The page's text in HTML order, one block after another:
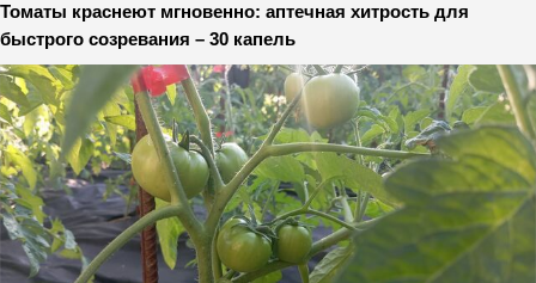
Томаты краснеют мгновенно: аптечная хитрость для
быстрого созревания – 30 капель